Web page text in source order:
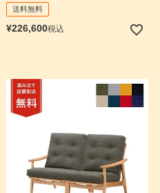
送料無料
¥226,600税込